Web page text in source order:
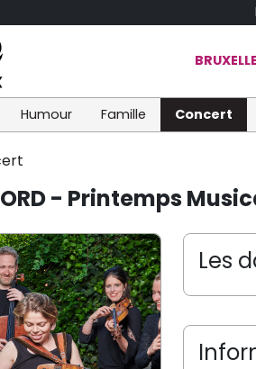
Humour Famille Concert
- Printemps
Les